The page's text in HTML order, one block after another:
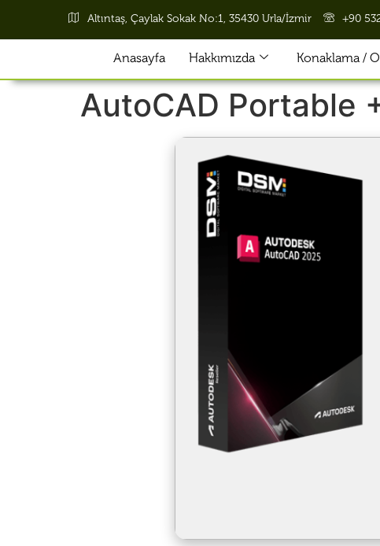
Altıntaş, Çaylak Sokak No:1, 35430 Urla/İzmir +90
Anasayfa Hakkımızda Konaklama /
AutoCAD Portable